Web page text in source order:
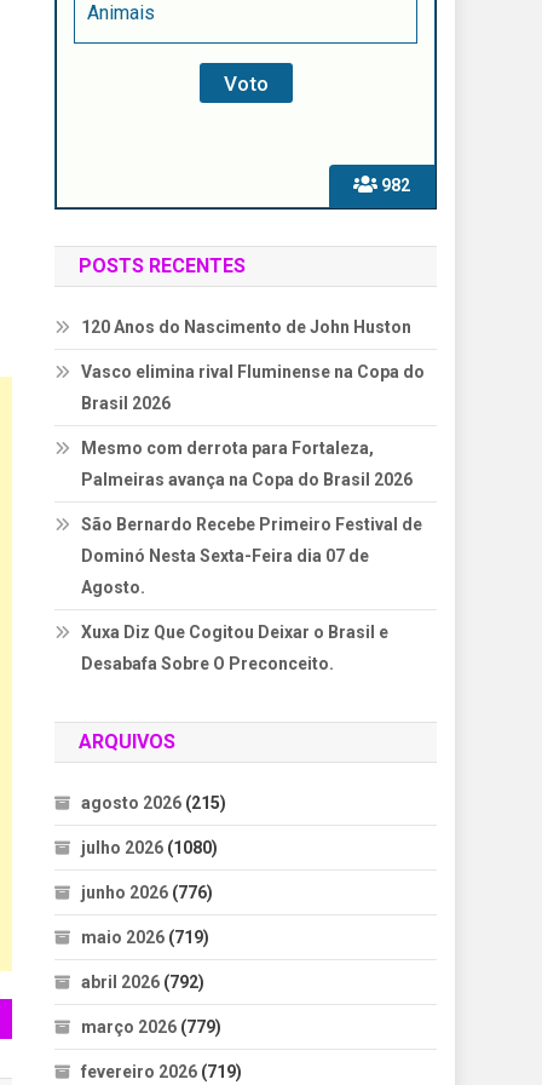
982
Animais
POSTS RECENTES
120 Anos do Nascimento de John Huston
Vasco elimina rival Fluminense na Copa do
Brasil 2026
Mesmo com derrota para Fortaleza,
Palmeiras avança na Copa do Brasil 2026
São Bernardo Recebe Primeiro Festival de
Dominó Nesta Sexta-Feira dia 07 de
Agosto.
Xuxa Diz Que Cogitou Deixar o Brasil e
Desabafa Sobre O Preconceito.
ARQUIVOS
agosto 2026 (215)
julho 2026 (1080)
junho 2026 (776)
maio 2026 (719)
abril 2026 (792)
março 2026 (779)
fevereiro 2026 (719)